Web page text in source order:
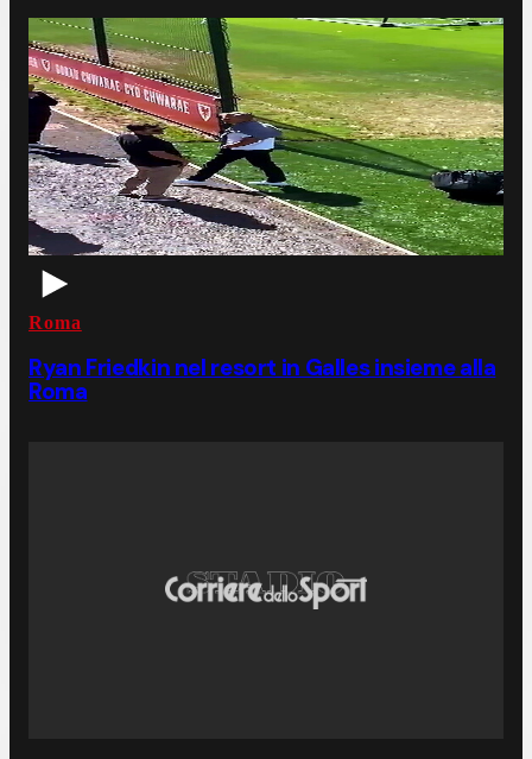
Roma
Ryan Friedkin nel resort in Galles insieme alla
Roma